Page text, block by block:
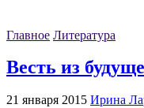
Главное Литература
Весть из
21 января 2015 Ирина